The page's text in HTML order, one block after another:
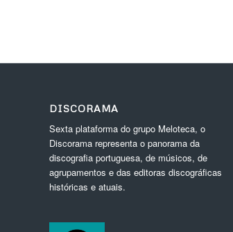
DISCORAMA
Sexta plataforma do grupo Meloteca, o
Discorama representa o panorama da
discografia portuguesa, de músicos, de
agrupamentos e das editoras discográficas
históricas e atuais.